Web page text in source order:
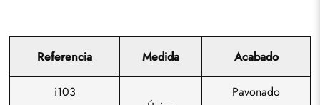
Referencia Medida Acabado
i103
Pavonado